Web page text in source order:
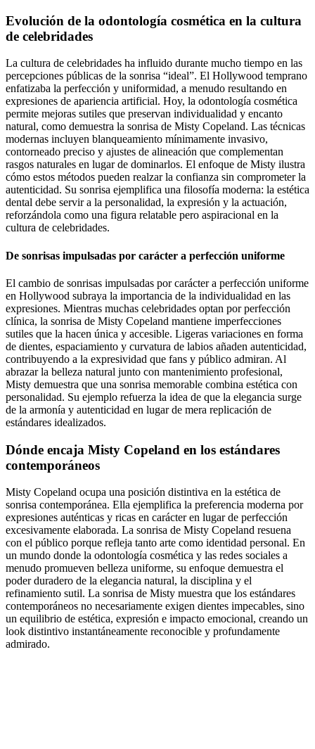
Evolución de la odontología cosmética en la cultura
de celebridades
La cultura de celebridades ha influido durante mucho tiempo en las
percepciones públicas de la sonrisa “ideal”. El Hollywood temprano
enfatizaba la perfección y uniformidad, a menudo resultando en
expresiones de apariencia artificial. Hoy, la odontología cosmética
permite mejoras sutiles que preservan individualidad y encanto
natural, como demuestra la sonrisa de Misty Copeland. Las técnicas
modernas incluyen blanqueamiento mínimamente invasivo,
contorneado preciso y ajustes de alineación que complementan
rasgos naturales en lugar de dominarlos. El enfoque de Misty ilustra
cómo estos métodos pueden realzar la confianza sin comprometer la
autenticidad. Su sonrisa ejemplifica una filosofía moderna: la estética
dental debe servir a la personalidad, la expresión y la actuación,
reforzándola como una figura relatable pero aspiracional en la
cultura de celebridades.
De sonrisas impulsadas por carácter a perfección uniforme
El cambio de sonrisas impulsadas por carácter a perfección uniforme
en Hollywood subraya la importancia de la individualidad en las
expresiones. Mientras muchas celebridades optan por perfección
clínica, la sonrisa de Misty Copeland mantiene imperfecciones
sutiles que la hacen única y accesible. Ligeras variaciones en forma
de dientes, espaciamiento y curvatura de labios añaden autenticidad,
contribuyendo a la expresividad que fans y público admiran. Al
abrazar la belleza natural junto con mantenimiento profesional,
Misty demuestra que una sonrisa memorable combina estética con
personalidad. Su ejemplo refuerza la idea de que la elegancia surge
de la armonía y autenticidad en lugar de mera replicación de
estándares idealizados.
Dónde encaja Misty Copeland en los estándares
contemporáneos
Misty Copeland ocupa una posición distintiva en la estética de
sonrisa contemporánea. Ella ejemplifica la preferencia moderna por
expresiones auténticas y ricas en carácter en lugar de perfección
excesivamente elaborada. La sonrisa de Misty Copeland resuena
con el público porque refleja tanto arte como identidad personal. En
un mundo donde la odontología cosmética y las redes sociales a
menudo promueven belleza uniforme, su enfoque demuestra el
poder duradero de la elegancia natural, la disciplina y el
refinamiento sutil. La sonrisa de Misty muestra que los estándares
contemporáneos no necesariamente exigen dientes impecables, sino
un equilibrio de estética, expresión e impacto emocional, creando un
look distintivo instantáneamente reconocible y profundamente
admirado.